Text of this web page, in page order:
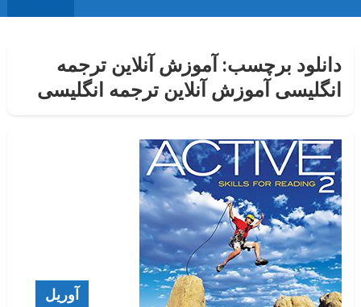
دانلود برچسب: آموزش آنلاین ترجمه
انگلیسی آموزش آنلاین ترجمه انگلیسی
آوریل